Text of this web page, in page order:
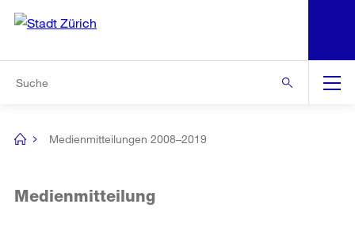
Navigation
[no
Medienmitteilungen 2008–2019
Medienmitteilung